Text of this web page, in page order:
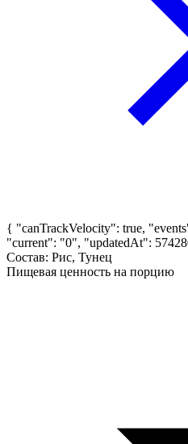
{ "canTrackVelocity": true,
"current": "0", "updatedAt":
Состав: Рис, Тунец
Пищевая ценность на порцию